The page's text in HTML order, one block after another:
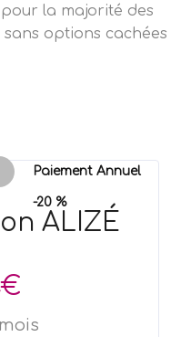
la majorité des
options cachées
Paiement Annuel
-20 %
ALIZÉ
€